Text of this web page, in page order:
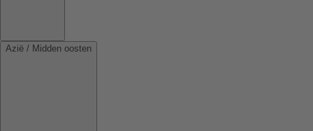
Azië / Midden oosten